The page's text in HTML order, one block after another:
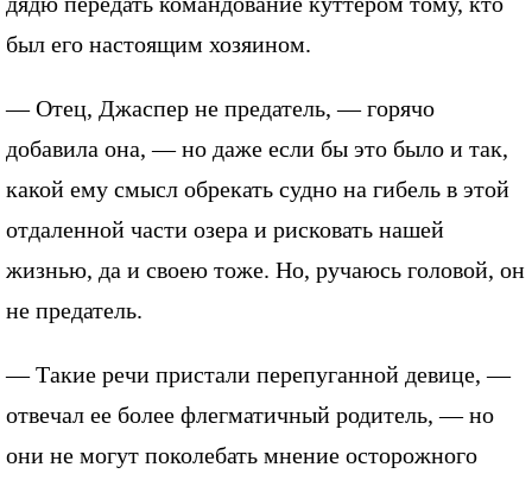
был его настоящим хозяином.
— Отец, Джаспер не предатель, — горячо
добавила она, — но даже если бы это было и так,
какой ему смысл обрекать судно на гибель в этой
отдаленной части озера и рисковать нашей
жизнью, да и своею тоже. Но, ручаюсь головой, он
не предатель.
— Такие речи пристали перепуганной девице, —
отвечал ее более флегматичный родитель, — но
они не могут поколебать мнение осторожного